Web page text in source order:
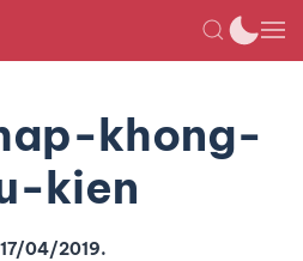
khong-
kien
17/04/2019.